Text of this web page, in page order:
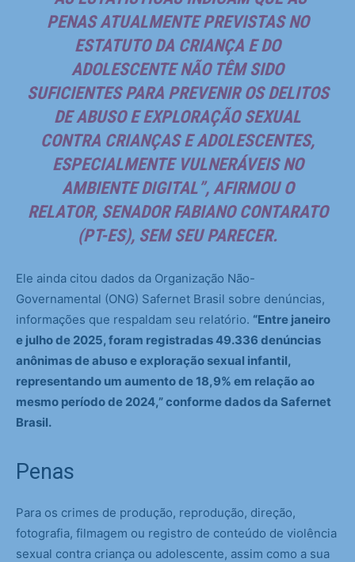
PENAS ATUALMENTE PREVISTAS NO
ESTATUTO DA CRIANÇA E DO
ADOLESCENTE NÃO TÊM SIDO
SUFICIENTES PARA PREVENIR OS DELITOS
DE ABUSO E EXPLORAÇÃO SEXUAL
CONTRA CRIANÇAS E ADOLESCENTES,
ESPECIALMENTE VULNERÁVEIS NO
AMBIENTE DIGITAL”, AFIRMOU O
RELATOR, SENADOR FABIANO CONTARATO
(PT-ES), SEM SEU PARECER.
Ele ainda citou dados da Organização Não-
Governamental (ONG) Safernet Brasil sobre denúncias,
informações que respaldam seu relatório. “Entre janeiro
e julho de 2025, foram registradas 49.336 denúncias
anônimas de abuso e exploração sexual infantil,
representando um aumento de 18,9% em relação ao
mesmo período de 2024,” conforme dados da Safernet
Brasil.
Penas
Para os crimes de produção, reprodução, direção,
fotografia, filmagem ou registro de conteúdo de violência
sexual contra criança ou adolescente, assim como a sua